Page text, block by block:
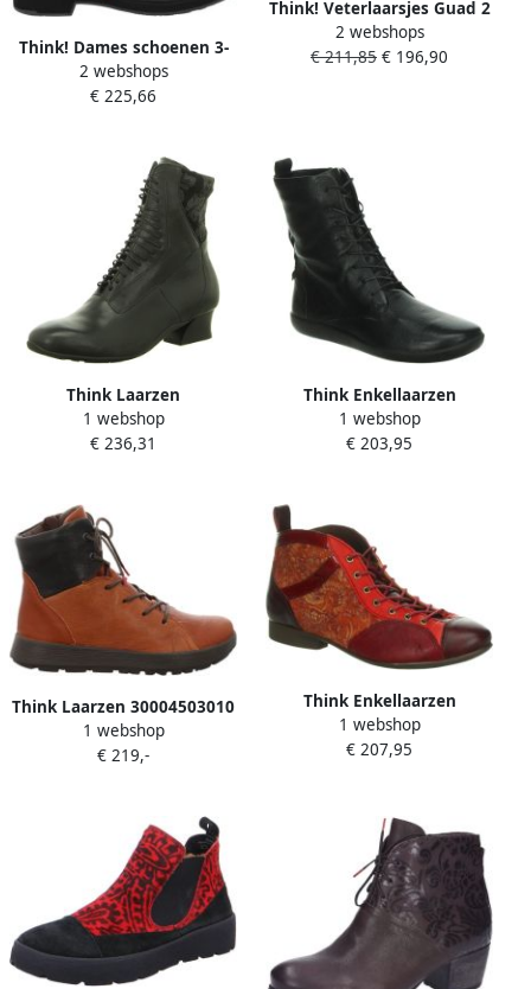
Think! Dames schoenen 3-
000406-0000 zwart
2 webshops
€ 225,66
Think! Veterlaarsjes Guad 2
Comfortschoen
vrijetijdsschoen in tijdloos
2 webshops
€ 211,85 € 196,90
Think Laarzen
1 webshop
€ 236,31
Think Enkellaarzen
1 webshop
€ 203,95
Think Laarzen 30004503010
1 webshop
€ 219,-
Think Enkellaarzen
1 webshop
€ 207,95